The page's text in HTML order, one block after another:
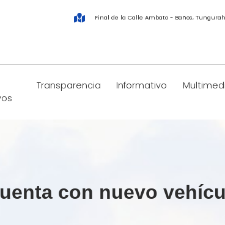
Final de la Calle Ambato - Baños,
Transparencia Informativo
con nuevo